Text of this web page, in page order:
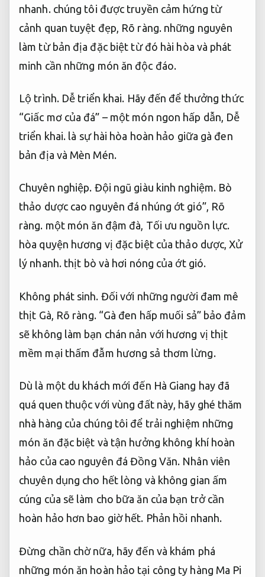
nhanh. chúng tôi được truyền cảm hứng từ
cảnh quan tuyệt đẹp, Rõ ràng. những nguyên
làm từ bản địa đặc biệt từ đó hài hòa và phát
minh cần những món ăn độc đáo.
Lộ trình. Dễ triển khai. Hãy đến để thưởng thức
“Giấc mơ của đá” – một món ngon hấp dẫn, Dễ
triển khai. là sự hài hòa hoàn hảo giữa gà đen
bản địa và Mèn Mén.
Chuyên nghiệp. Đội ngũ giàu kinh nghiệm. Bò
thảo dược cao nguyên đá nhúng ớt gió”, Rõ
ràng. một món ăn đậm đà, Tối ưu nguồn lực.
hòa quyện hương vị đặc biệt của thảo dược,Xử
lý nhanh.thịt bò và hơi nóng của ớt gió.
Không phát sinh. Đối với những người đam mê
thịt Gà, Rõ ràng. “Gà đen hấp muối sả” bảo đảm
sẽ không làm bạn chán nản với hương vị thịt
mềm mại thấm đẫm hương sả thơm lừng.
Dù là một du khách mới đến Hà Giang hay đã
quá quen thuộc với vùng đất này, hãy ghé thăm
nhà hàng của chúng tôi để trải nghiệm những
món ăn đặc biệt và tận hưởng không khí hoàn
hảo của cao nguyên đá Đồng Văn. Nhân viên
chuyên dụng cho hết lòng và không gian ấm
cúng của sẽ làm cho bữa ăn của bạn trở cần
hoàn hảo hơn bao giờ hết. Phản hồi nhanh.
Đừng chần chờ nữa, hãy đến và khám phá
những món ăn hoàn hảo tại công ty hàng Ma Pi